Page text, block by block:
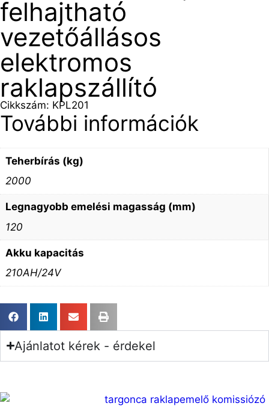
felhajtható
vezetőállásos
elektromos
raklapszállító
Cikkszám: KPL201
További információk
Teherbírás (kg)
2000
Legnagyobb emelési magasság (mm)
120
Akku kapacitás
210AH/24V
Ajánlatot kérek - érdekel